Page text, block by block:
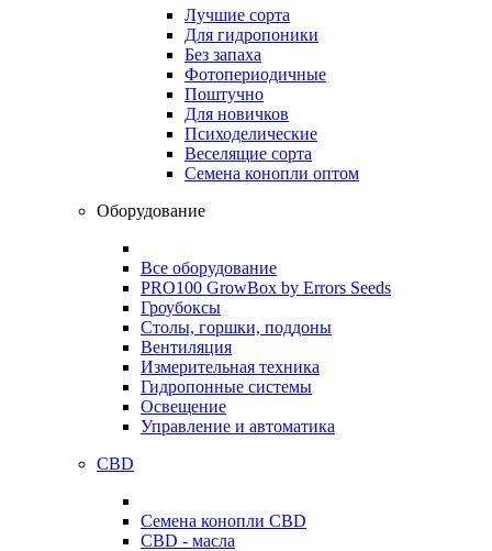
Лучшие сорта
Для гидропоники
Без запаха
Фотопериодичные
Поштучно
Для новичков
Психоделические
Веселящие сорта
Семена конопли оптом
Оборудование
Все оборудование
PRO100 GrowBox by Errors Seeds
Гроубоксы
Столы, горшки, поддоны
Вентиляция
Измерительная техника
Гидропонные системы
Освещение
Управление и автоматика
CBD
Семена конопли CBD
CBD - масла